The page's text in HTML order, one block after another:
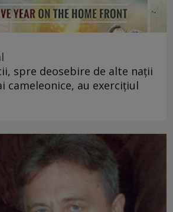
spre deosebire de alte nații
cameleonice, au exercițiul